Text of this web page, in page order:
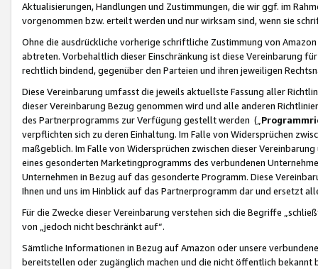
Aktualisierungen, Handlungen und Zustimmungen, die wir ggf. im
vorgenommen bzw. erteilt werden und nur wirksam sind, wenn sie
Ohne die ausdrückliche vorherige schriftliche Zustimmung von
abtreten. Vorbehaltlich dieser Einschränkung ist diese Vereinbarung
rechtlich bindend, gegenüber den Parteien und ihren jeweiligen
Diese Vereinbarung umfasst die jeweils aktuellste Fassung aller
dieser Vereinbarung Bezug genommen wird und alle anderen
des Partnerprogramms zur Verfügung gestellt werden („
verpflichten sich zu deren Einhaltung. Im Falle von Widersprüchen
maßgeblich. Im Falle von Widersprüchen zwischen dieser
eines gesonderten Marketingprogramms des verbundenen
Unternehmen in Bezug auf das gesonderte Programm. Diese
Ihnen und uns im Hinblick auf das Partnerprogramm dar und ersetzt
Für die Zwecke dieser Vereinbarung verstehen sich die Begriffe
von „jedoch nicht beschränkt auf“.
Sämtliche Informationen in Bezug auf Amazon oder unsere
bereitstellen oder zugänglich machen und die nicht öffentlich